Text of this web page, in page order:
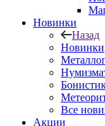
Новинки
Назад
Новинки
Все
Акции